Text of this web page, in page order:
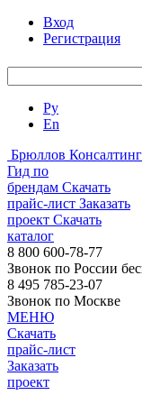
Вход
Регистрация
Ру
En
Брюллов Консалтинг
Гид по
брендам Скачать
прайс-лист Заказать
проект Скачать
каталог
8 800 600-78-77
Звонок по России
8 495 785-23-07
Звонок по Москве
МЕНЮ
Скачать
прайс-лист
Заказать
проект